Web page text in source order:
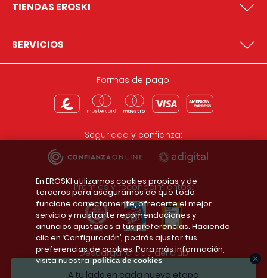
A tu lado en cada nueva etapa
TIENDAS EROSKI
SERVICIOS
Formas de pago:
Seguridad y confianza:
Premios y reconocimientos:
Descarga la app del club
En EROSKI utilizamos cookies propias y de
terceros para asegurarnos de que todo
funcione correctamente, ofrecerte el mejor
servicio y mostrarte recomendaciones y
anuncios ajustados a tus preferencias. Haciendo
clic en ‘Configuración’, podrás ajustar tus
preferencias de cookies. Para más información,
visita nuestra política de cookies